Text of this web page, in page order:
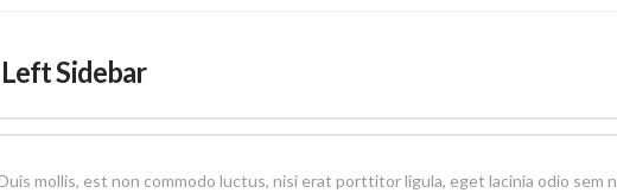
Sidebar
mollis, est non commodo luctus, nisi erat porttitor ligula, eget lacinia odio